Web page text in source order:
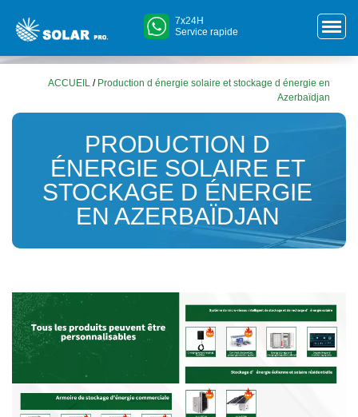
7x24H
Service rapide
ACCUEIL / Production d énergie solaire et stockage d énergie en
Azerbaïdjan
PRODUCTION D
ÉNERGIE SOLAIRE ET
STOCKAGE D ÉNERGIE
EN AZERBAÏDJAN